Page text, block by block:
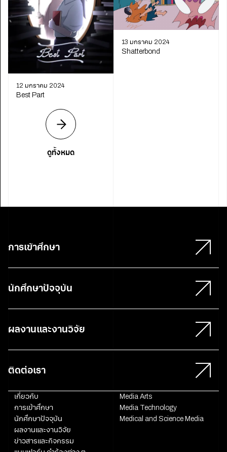
12 มกราคม 2024
Best Part
13 มกราคม 2024
Shatterbond
ดูทั้งหมด
การเข้าศึกษา
นักศึกษาปัจจุบัน
ผลงานและงานวิจัย
ติดต่อเรา
เกี่ยวกับ
การเข้าศึกษา
นักศึกษาปัจจุบัน
ผลงานและงานวิจัย
ข่าวสารและกิจกรรม
Media Arts
Media Technology
Medical and Science Media